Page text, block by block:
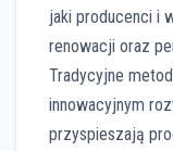
jaki producenci i
renowacji oraz
Tradycyjne
innowacyjnym
przyspieszają